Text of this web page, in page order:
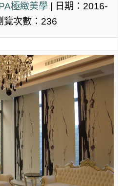
極緻美學 | 日期：2016-
覽次數：236